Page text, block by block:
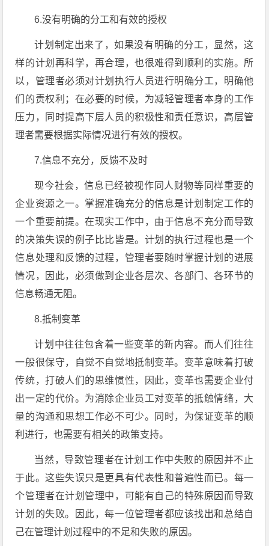
6.没有明确的分工和有效的授权
计划制定出来了，如果没有明确的分工，显然，这
样的计划再科学，再合理，也很难得到顺利的实施。所
以，管理者必须对计划执行人员进行明确分工，明确他
们的责权利；在必要的时候，为减轻管理者本身的工作
压力，同时提高下层人员的积极性和责任意识，高层管
理者需要根据实际情况进行有效的授权。
7.信息不充分，反馈不及时
现今社会，信息已经被视作同人财物等同样重要的
企业资源之一。掌握准确充分的信息是计划制定工作的
一个重要前提。在现实工作中，由于信息不充分而导致
的决策失误的例子比比皆是。计划的执行过程也是一个
信息处理和反馈的过程，管理者要随时掌握计划的进展
情况，因此，必须做到企业各层次、各部门、各环节的
信息畅通无阻。
8.抵制变革
计划中往往包含着一些变革的新内容。而人们往往
一般很保守，自觉不自觉地抵制变革。变革意味着打破
传统，打破人们的思维惯性，因此，变革也需要企业付
出一定的代价。为消除企业员工对变革的抵触情绪，大
量的沟通和思想工作必不可少。同时，为保证变革的顺
利进行，也需要有相关的政策支持。
当然，导致管理者在计划工作中失败的原因并不止
于此。这些失误只是更具有代表性和普遍性而已。每一
个管理者在计划管理中，可能有自己的特殊原因而导致
计划的失败。因此，每一位管理者都应该找出和总结自
己在管理计划过程中的不足和失败的原因。